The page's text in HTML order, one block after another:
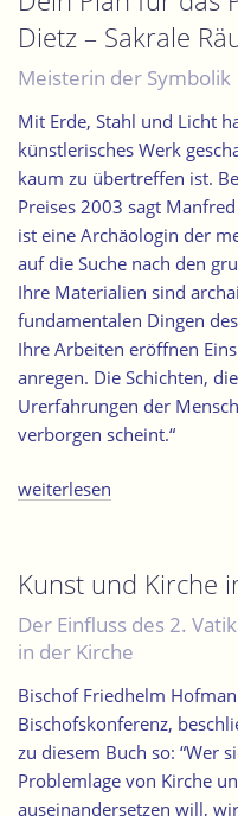
in
der
Würzburger
Sepultur“
Dietz – Sakrale
Meisterin der Symbolik
Mit Erde, Stahl und Licht
künstlerisches Werk
kaum zu übertreffen ist.
Preises 2003 sagt
ist eine Archäologin der
auf die Suche nach den
Ihre Materialien sind
fundamentalen Dingen
Ihre Arbeiten eröffnen
anregen. Die Schichten,
Urerfahrungen der
verborgen scheint.“
„Dein
das
Paradies.
Madeleine
Dietz
–
Sakrale
Räume“
weiterlesen
Kunst und Kirche
Der Einfluss des 2.
in der Kirche
Bischof Friedhelm
Bischofskonferenz,
zu diesem Buch so: “Wer
Problemlage von Kirche
auseinandersetzen will,